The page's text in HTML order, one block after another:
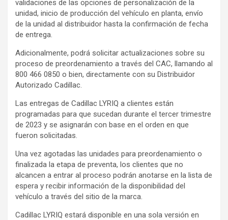
validaciones de las opciones de personalización de la
unidad, inicio de producción del vehículo en planta, envío
de la unidad al distribuidor hasta la confirmación de fecha
de entrega.
Adicionalmente, podrá solicitar actualizaciones sobre su
proceso de preordenamiento a través del CAC, llamando al
800 466 0850 o bien, directamente con su Distribuidor
Autorizado Cadillac.
Las entregas de Cadillac LYRIQ a clientes están
programadas para que sucedan durante el tercer trimestre
de 2023 y se asignarán con base en el orden en que
fueron solicitadas.
Una vez agotadas las unidades para preordenamiento o
finalizada la etapa de preventa, los clientes que no
alcancen a entrar al proceso podrán anotarse en la lista de
espera y recibir información de la disponibilidad del
vehículo a través del sitio de la marca.
Cadillac LYRIQ estará disponible en una sola versión en